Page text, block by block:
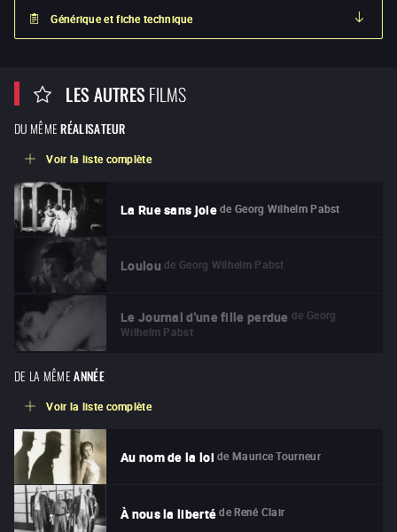
Générique et fiche technique
LES AUTRESFILMS
DU MÊME RÉALISATEUR
Voir la liste complète
La Rue sans joie de Georg Wilhelm Pabst
Loulou de Georg Wilhelm Pabst
Le Journal d'une fille perdue de Georg
Wilhelm Pabst
DE LA MÊME ANNÉE
Voir la liste complète
Au nom de la loi de Maurice Tourneur
À nous la liberté de René Clair